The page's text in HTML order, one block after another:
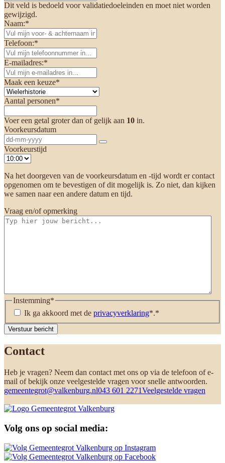
Dit veld is bedoeld voor validatiedoeleinden en moet niet worden
gewijzigd.
Naam:*
Telefoon:*
E-mailadres:*
Maak een keuze*
Aantal personen*
Voer een getal groter dan of gelijk aan 10 in.
Voorkeursdatum
Voorkeurstijd
Na het doorgeven van de voorkeursdatum en -tijd wordt er contact
opgenomen om te bevestigen of dit mogelijk is. Zo niet, dan kijken
we samen naar een andere datum en tijd.
Vraag en/of opmerking
Instemming*
Ik ga akkoord met de privacyverklaring*.*
Verstuur bericht
Contact
Heb je vragen? Neem dan contact met ons op via de telefoon of e-
mail of bekijk onze veelgestelde vragen voor snelle antwoorden.
gemeentegrot@valkenburg.nl043 601 2271Veelgestelde vragen
Volg ons op social media: